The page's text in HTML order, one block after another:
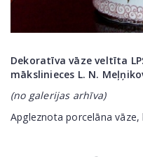
Dekoratīva vāze veltīta
mākslinieces L. N.
(no galerijas arhīva)
Apgleznota porcelāna